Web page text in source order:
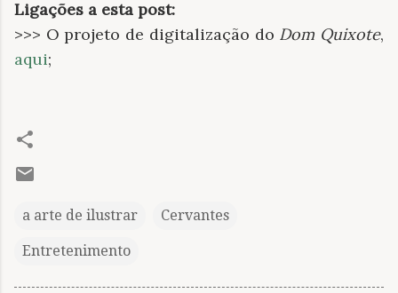
Ligações a esta post:
>>> O projeto de digitalização do Dom Quixote,
aqui;
a arte de ilustrar Cervantes
Entretenimento